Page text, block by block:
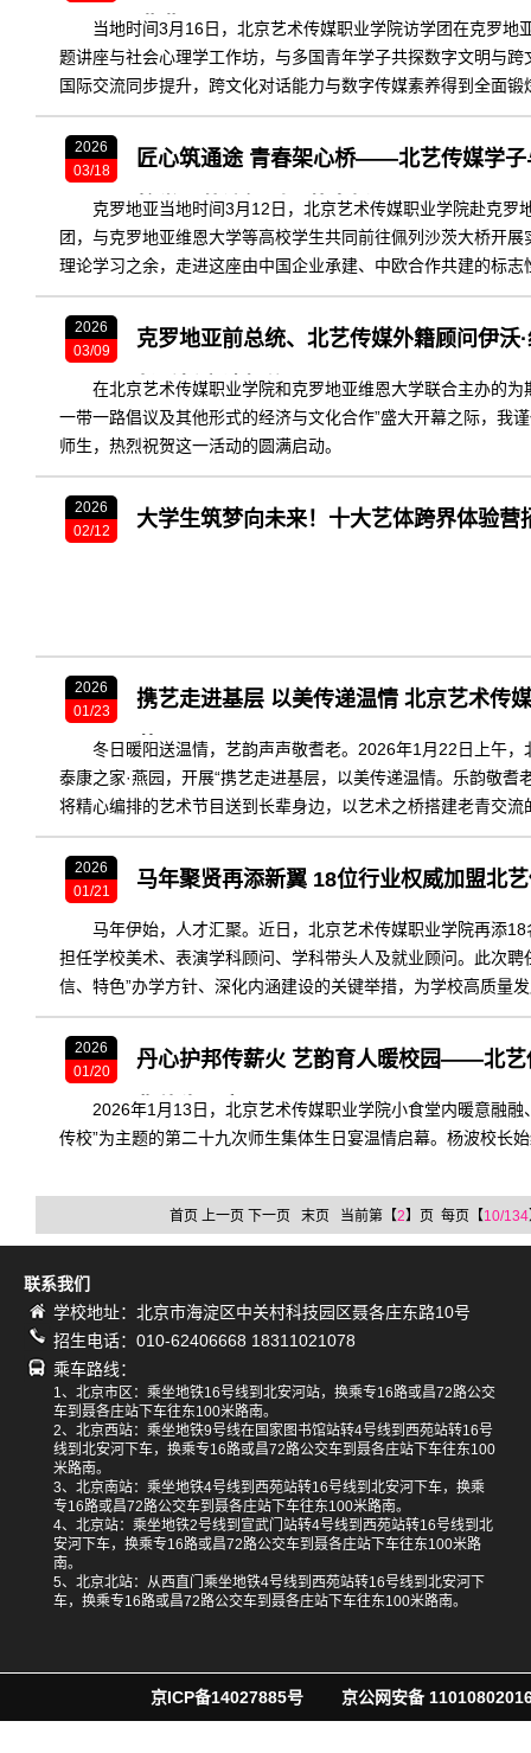
满满
当地时间3月16日，北京艺术传媒职业学院访学团在克罗地
题讲座与社会心理学工作坊，与多国青年学子共探数字文明与
国际交流同步提升，跨文化对话能力与数字传媒素养得到全面锻
匠心筑通途 青春架心桥——北艺传媒学子
校学子共访佩列沙茨大桥
2026
03/18
克罗地亚当地时间3月12日，北京艺术传媒职业学院赴克罗
团，与克罗地亚维恩大学等高校学生共同前往佩列沙茨大桥开
理论学习之余，走进这座由中国企业承建、中欧合作共建的标志
下的合作成果，在实地交流中增进友谊、共话未来。
克罗地亚前总统、北艺传媒外籍顾问伊沃
长委托宣读贺信
2026
03/09
在北京艺术传媒职业学院和克罗地亚维恩大学联合主办的为
一带一路倡议及其他形式的经济与文化合作”盛大开幕之际，我
师生，热烈祝贺这一活动的圆满启动。
大学生筑梦向未来！十大艺体跨界体验营
2026
02/12
携艺走进基层 以美传递温情 北京艺术传
艺
2026
01/23
冬日暖阳送温情，艺韵声声敬耆老。2026年1月22日上午
泰康之家·燕园，开展“携艺走进基层，以美传递温情。乐韵敬耆
将精心编排的艺术节目送到长辈身边，以艺术之桥搭建老青交
观演
马年聚贤再添新翼 18位行业权威加盟北
2026
01/21
马年伊始，人才汇聚。近日，北京艺术传媒职业学院再添
担任学校美术、表演学科顾问、学科带头人及就业顾问。此次聘
信、特色”办学方针、深化内涵建设的关键举措，为学校高质量
丹心护邦传薪火 艺韵育人暖校园——北艺
集体生日宴
2026
01/20
2026年1月13日，北京艺术传媒职业学院小食堂内暖意融融
传校”为主题的第二十九次师生集体生日宴温情启幕。杨波校长
首页 上一页 下一页 末页 当前第【2】页 每页【10/134
联系我们
学校地址：北京市海淀区中关村科技园区聂各庄东路10号
招生电话：010-62406668 18311021078
乘车路线：
1、北京市区：乘坐地铁16号线到北安河站，换乘专16路或昌72路公交
车到聂各庄站下车往东100米路南。
2、北京西站：乘坐地铁9号线在国家图书馆站转4号线到西苑站转16号
线到北安河下车，换乘专16路或昌72路公交车到聂各庄站下车往东100
米路南。
3、北京南站：乘坐地铁4号线到西苑站转16号线到北安河下车，换乘
专16路或昌72路公交车到聂各庄站下车往东100米路南。
4、北京站：乘坐地铁2号线到宣武门站转4号线到西苑站转16号线到北
安河下车，换乘专16路或昌72路公交车到聂各庄站下车往东100米路
南。
5、北京北站：从西直门乘坐地铁4号线到西苑站转16号线到北安河下
车，换乘专16路或昌72路公交车到聂各庄站下车往东100米路南。
京ICP备14027885号 京公网安备